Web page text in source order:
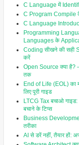
C Language में
C Program Compile
C Language
Programming
Languages के
Coding सीखने की सही
करें
Open Source क्या है?
तक
End of Life (EOL) का
लिए पूरी गाइड
LTCG Tax बचाओ
बचाने के टिप्स
Business
तरीका
AI से डरें नहीं, तैयार हों: